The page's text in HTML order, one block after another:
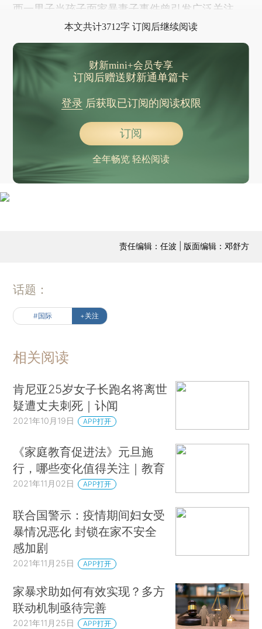
西一男子当孩子面家暴妻子事件曾引发广泛关注。
本文共计3712字 订阅后继续阅读
财新mini+会员专享
订阅后赠送财新通单篇卡
登录后获取已订阅的阅读权限
订阅
全年畅览 轻松阅读
责任编辑：任波 | 版面编辑：邓舒方
话题：
#国际 +关注
相关阅读
肯尼亚25岁女子长跑名将离世
疑遭丈夫刺死｜讣闻
2021年10月19日 APP打开
《家庭教育促进法》元旦施
行，哪些变化值得关注｜教育
2021年11月02日 APP打开
联合国警示：疫情期间妇女受
暴情况恶化 封锁在家不安全
感加剧
2021年11月25日 APP打开
家暴求助如何有效实现？多方
联动机制亟待完善
2021年11月25日 APP打开